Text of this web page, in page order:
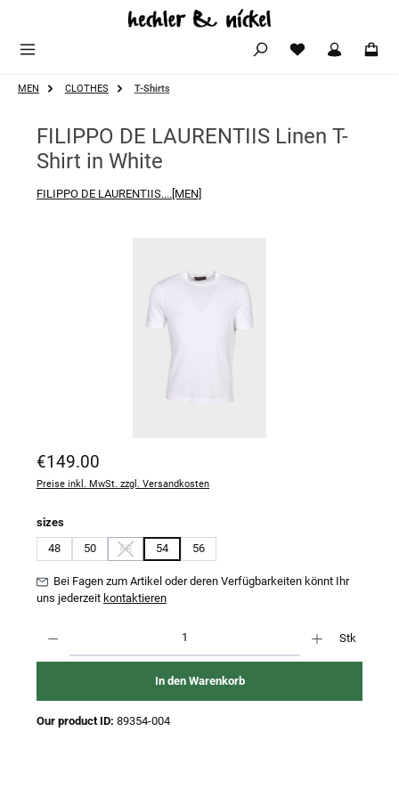
Zum Hauptinhalt springen
MEN CLOTHES T-Shirts
FILIPPO DE LAURENTIIS Linen T-
Shirt in White
FILIPPO DE LAURENTIIS....[MEN]
Regulärer Preis:
€149.00
Preise inkl. MwSt. zzgl. Versandkosten
sizesauswählen
48
50 52
(Diese Option ist zurzeit nicht verfügbar.)
54 56
Bei Fagen zum Artikel oder deren Verfügbarkeiten könnt Ihr
uns jederzeit kontaktieren
Stk
In den Warenkorb
Our product ID: 89354-004